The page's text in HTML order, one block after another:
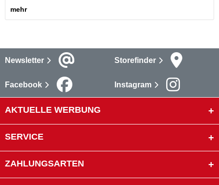
mehr
Newsletter Storefinder
Facebook Instagram
AKTUELLE WERBUNG
SERVICE
ZAHLUNGSARTEN